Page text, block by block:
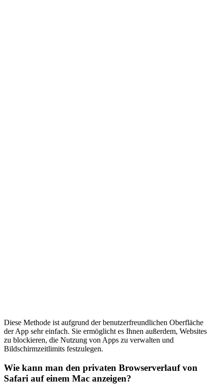
Diese Methode ist aufgrund der benutzerfreundlichen Oberfläche
der App sehr einfach. Sie ermöglicht es Ihnen außerdem, Websites
zu blockieren, die Nutzung von Apps zu verwalten und
Bildschirmzeitlimits festzulegen.
Wie kann man den privaten Browserverlauf von
Safari auf einem Mac anzeigen?